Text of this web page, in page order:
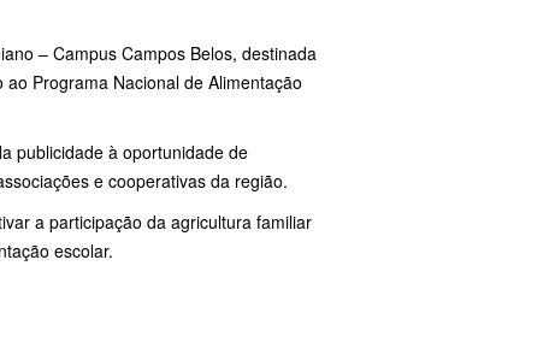
– Campus Campos Belos, destinada
Programa Nacional de Alimentação
publicidade à oportunidade de
e cooperativas da região.
a participação da agricultura familiar
escolar.